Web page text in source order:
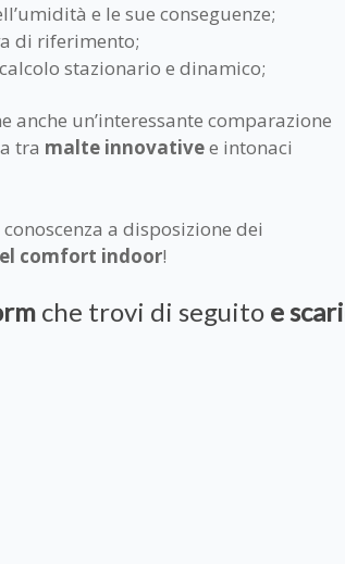
e le sue conseguenze;
di riferimento;
stazionario e dinamico;
anche un’interessante comparazione
tra malte innovativee intonaci
a disposizione dei
comfort indoor!
che trovi di seguito e